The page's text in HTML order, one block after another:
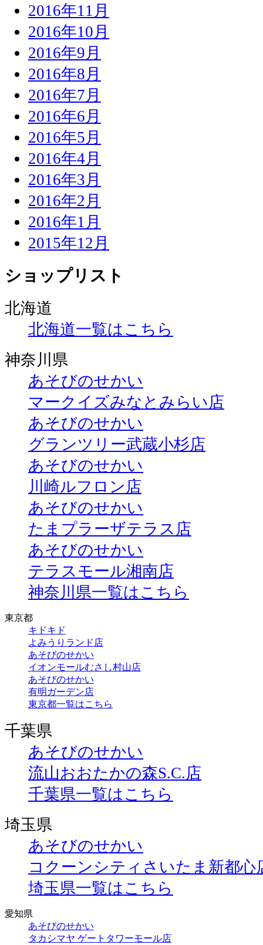
2016年11月
2016年10月
2016年9月
2016年8月
2016年7月
2016年6月
2016年5月
2016年4月
2016年3月
2016年2月
2016年1月
2015年12月
ショップリスト
北海道
北海道一覧はこちら
神奈川県
あそびのせかい
マークイズみなとみらい店
あそびのせかい
グランツリー武蔵小杉店
あそびのせかい
川崎ルフロン店
あそびのせかい
たまプラーザテラス店
あそびのせかい
テラスモール湘南店
神奈川県一覧はこちら
東京都
キドキド
よみうりランド店
あそびのせかい
イオンモールむさし村山店
あそびのせかい
有明ガーデン店
東京都一覧はこちら
千葉県
あそびのせかい
流山おおたかの森S.C.店
千葉県一覧はこちら
埼玉県
あそびのせかい
コクーンシティさいたま新都心
埼玉県一覧はこちら
愛知県
あそびのせかい
タカシマヤ ゲートタワーモール店